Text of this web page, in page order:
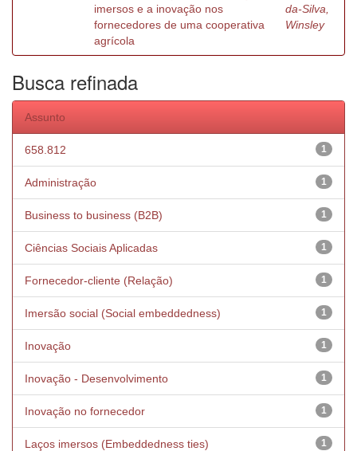
imersos e a inovação nos
fornecedores de uma cooperativa
agrícola
da-Silva,
Winsley
Busca refinada
Assunto
1
658.812
1
Administração
1
Business to business (B2B)
1
Ciências Sociais Aplicadas
1
Fornecedor-cliente (Relação)
1
Imersão social (Social embeddedness)
1
Inovação
1
Inovação - Desenvolvimento
1
Inovação no fornecedor
1
Laços imersos (Embeddedness ties)